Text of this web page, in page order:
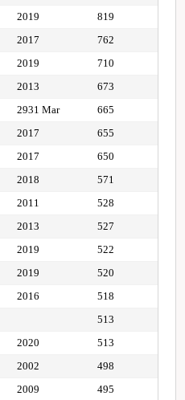
2019
819
2017
762
2019
710
2013
673
2931 Mar
665
2017
655
2017
650
2018
571
2011
528
2013
527
2019
522
2019
520
2016
518
513
2020
513
2002
498
2009
495